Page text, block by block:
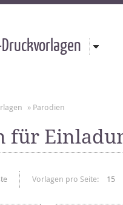
Druckvorlagen
» Parodien
für
Vorlagen pro Seite: 15